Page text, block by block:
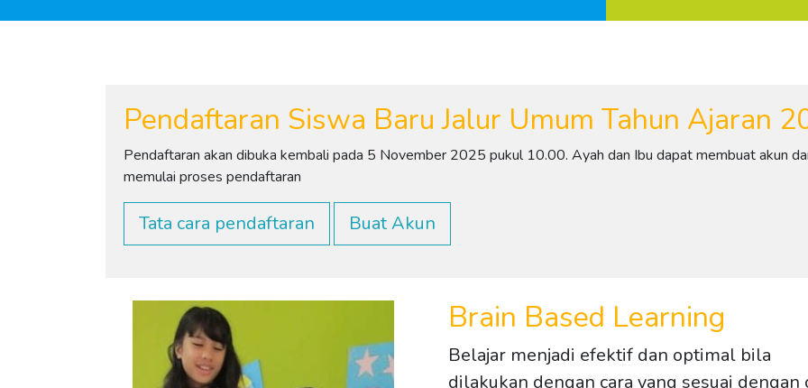
Pendaftaran Siswa Baru Jalur Umum Tahun Ajaran
Pendaftaran akan dibuka kembali pada 5 November 2025 pukul 10.00. Ayah dan Ibu dapat membuat akun
memulai proses pendaftaran
Tata cara pendaftaran Buat Akun
Brain Based Learning
Belajar menjadi efektif dan optimal bila
dilakukan dengan cara yang sesuai dengan